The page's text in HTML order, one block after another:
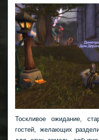
Тоскливое ожидание,
гостей, желающих